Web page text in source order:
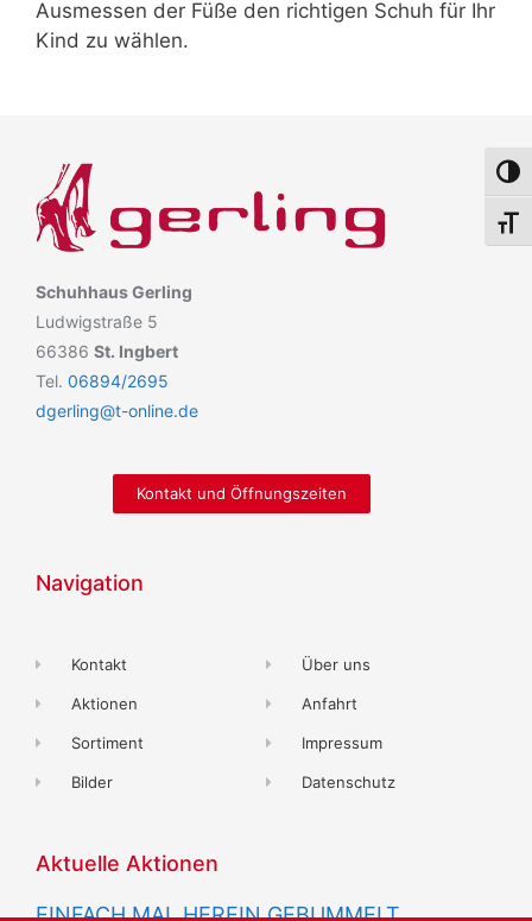
Ausmessen der Füße den richtigen Schuh für Ihr
Kind zu wählen.
Schuhhaus Gerling
Ludwigstraße 5
66386 St. Ingbert
Tel. 06894/2695
dgerling@t-online.de
Kontakt und Öffnungszeiten
Navigation
Kontakt
Aktionen
Sortiment
Bilder
Über uns
Anfahrt
Impressum
Datenschutz
Aktuelle Aktionen
EINFACH MAL HEREIN GEBUMMELT